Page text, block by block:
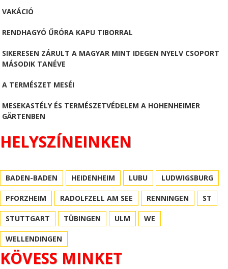
VAKÁCIÓ
RENDHAGYÓ ŰRÓRA KAPU TIBORRAL
SIKERESEN ZÁRULT A MAGYAR MINT IDEGEN NYELV CSOPORT
MÁSODIK TANÉVE
A TERMÉSZET MESÉI
MESEKASTÉLY ÉS TERMÉSZETVÉDELEM A HOHENHEIMER
GÄRTENBEN
HELYSZÍNEINKEN
BADEN-BADEN HEIDENHEIM LUBU LUDWIGSBURG
PFORZHEIM RADOLFZELL AM SEE RENNINGEN ST
STUTTGART TÜBINGEN ULM WE
WELLENDINGEN
KÖVESS MINKET